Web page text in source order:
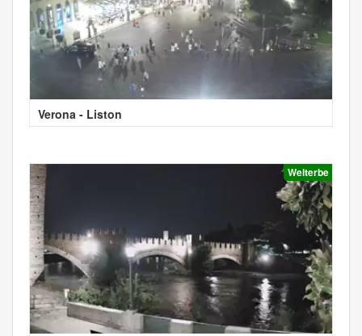
Verona - Liston
Welterbe